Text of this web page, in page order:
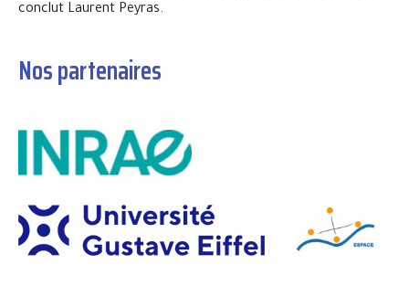
conclut Laurent Peyras.
Nos partenaires